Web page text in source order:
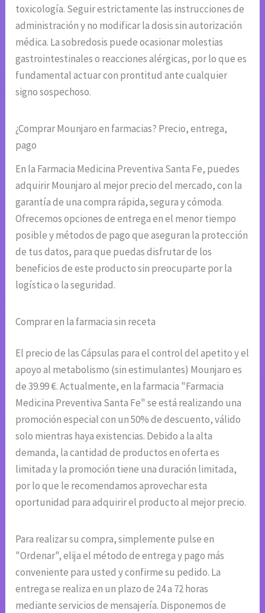
toxicología. Seguir estrictamente las instrucciones de
administración y no modificar la dosis sin autorización
médica. La sobredosis puede ocasionar molestias
gastrointestinales o reacciones alérgicas, por lo que es
fundamental actuar con prontitud ante cualquier
signo sospechoso.
¿Comprar Mounjaro en farmacias? Precio, entrega,
pago
En la Farmacia Medicina Preventiva Santa Fe, puedes
adquirir Mounjaro al mejor precio del mercado, con la
garantía de una compra rápida, segura y cómoda.
Ofrecemos opciones de entrega en el menor tiempo
posible y métodos de pago que aseguran la protección
de tus datos, para que puedas disfrutar de los
beneficios de este producto sin preocuparte por la
logística o la seguridad.
Comprar en la farmacia sin receta
El precio de las Cápsulas para el control del apetito y el
apoyo al metabolismo (sin estimulantes) Mounjaro es
de 39.99 €. Actualmente, en la farmacia "Farmacia
Medicina Preventiva Santa Fe" se está realizando una
promoción especial con un 50% de descuento, válido
solo mientras haya existencias. Debido a la alta
demanda, la cantidad de productos en oferta es
limitada y la promoción tiene una duración limitada,
por lo que le recomendamos aprovechar esta
oportunidad para adquirir el producto al mejor precio.
Para realizar su compra, simplemente pulse en
"Ordenar", elija el método de entrega y pago más
conveniente para usted y confirme su pedido. La
entrega se realiza en un plazo de 24 a 72 horas
mediante servicios de mensajería. Disponemos de